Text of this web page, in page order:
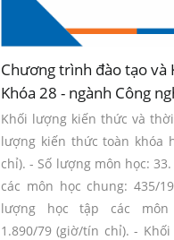
Chương trình đào tạo và
Khóa 28 - ngành Công
Khối lượng kiến thức và
lượng kiến thức toàn khóa
chỉ). - Số lượng môn học:
các môn học chung: 435/
lượng học tập các môn
1.890/79 (giờ/tín chỉ). -